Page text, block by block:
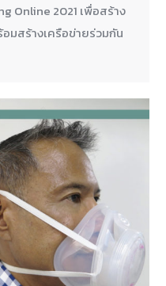
Online 2021 เพื่อสร้าง
มสร้างเครือข่ายร่วมกัน